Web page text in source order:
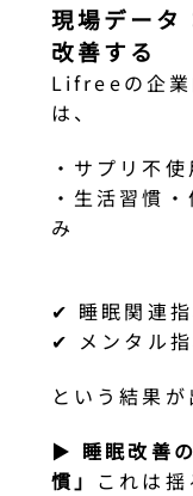
現場データ
改善する
Lifreeの企業
は、
・サプリ不使
・生活習慣
み
✔ 睡眠関連
✔ メンタル
という結果が
▶︎ 睡眠改善
慣」 これは揺